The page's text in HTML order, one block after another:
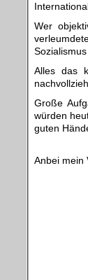
Wer
Alles das
Große
würden
guten
Anbei mein